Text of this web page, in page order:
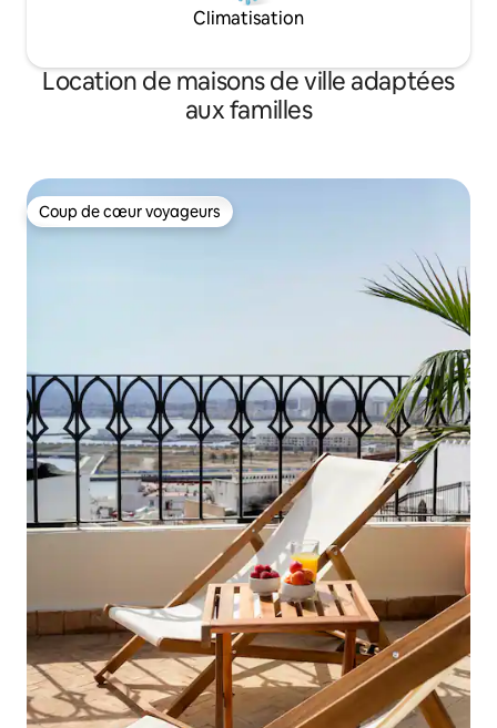
Climatisation
Location de maisons de ville adaptées
aux familles
Coup de cœur voyageurs
Coup de cœur voyageurs